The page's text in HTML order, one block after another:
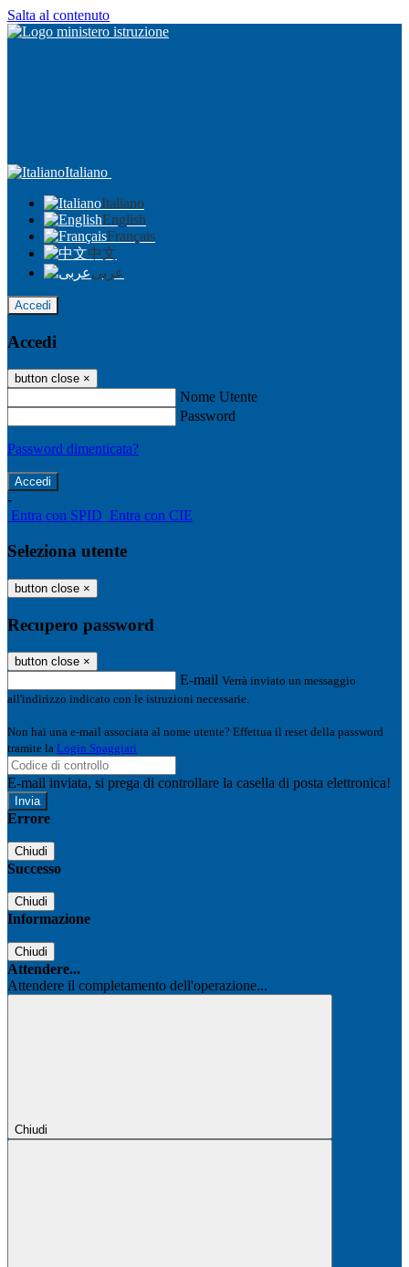
Salta al contenuto
Italiano
Italiano
English
Français
中文
عربى
Accedi
Accedi
button close ×
Nome Utente
Password
Password dimenticata?
-
Entra con SPID Entra con CIE
Seleziona utente
button close ×
Recupero password
button close ×
E-mail Verrà inviato un messaggio
all'indirizzo indicato con le istruzioni necessarie.
Non hai una e-mail associata al nome utente? Effettua il reset della password
tramite la Login Spaggiari
E-mail inviata, si prega di controllare la casella di posta elettronica!
Errore
Chiudi
Successo
Chiudi
Informazione
Chiudi
Attendere...
Attendere il completamento dell'operazione...
Chiudi